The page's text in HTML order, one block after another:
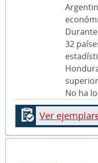
32
No ha
Ver